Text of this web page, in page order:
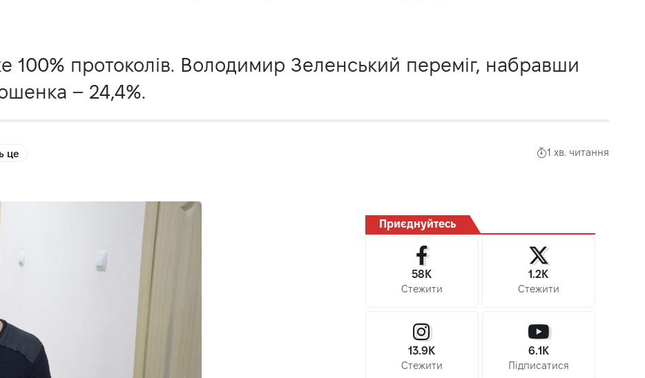
100% протоколів. Володимир Зеленський переміг, набравши
– 24,4%.
1 хв. читання
Приєднуйтесь
58K
Стежити
1.2K
Стежити
13.9K
Стежити
6.1K
Підписатися